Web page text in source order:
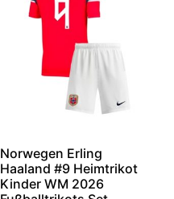
Norwegen Erling
Haaland #9 Heimtrikot
Kinder WM 2026